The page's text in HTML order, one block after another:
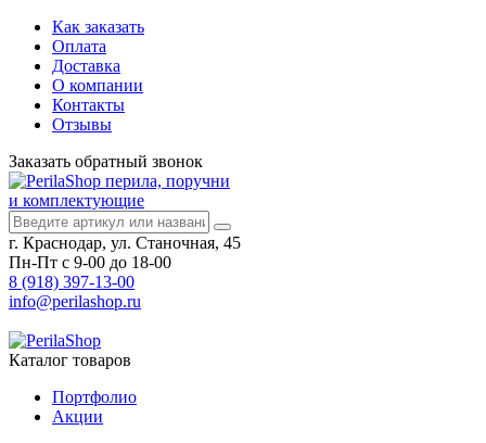
Как заказать
Оплата
Доставка
О компании
Контакты
Отзывы
Заказать обратный звонок
перила, поручни
и комплектующие
г. Краснодар, ул. Станочная, 45
Пн-Пт с 9-00 до 18-00
8 (918) 397-13-00
info@perilashop.ru
Каталог товаров
Портфолио
Акции